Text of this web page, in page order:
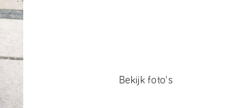
Bekijk foto's